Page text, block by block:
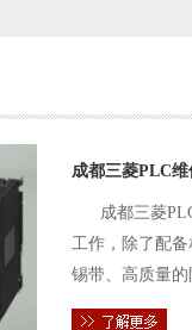
成都三菱PLC
成都三菱
工作，除了配
锡带、高质量
件的电路及通信